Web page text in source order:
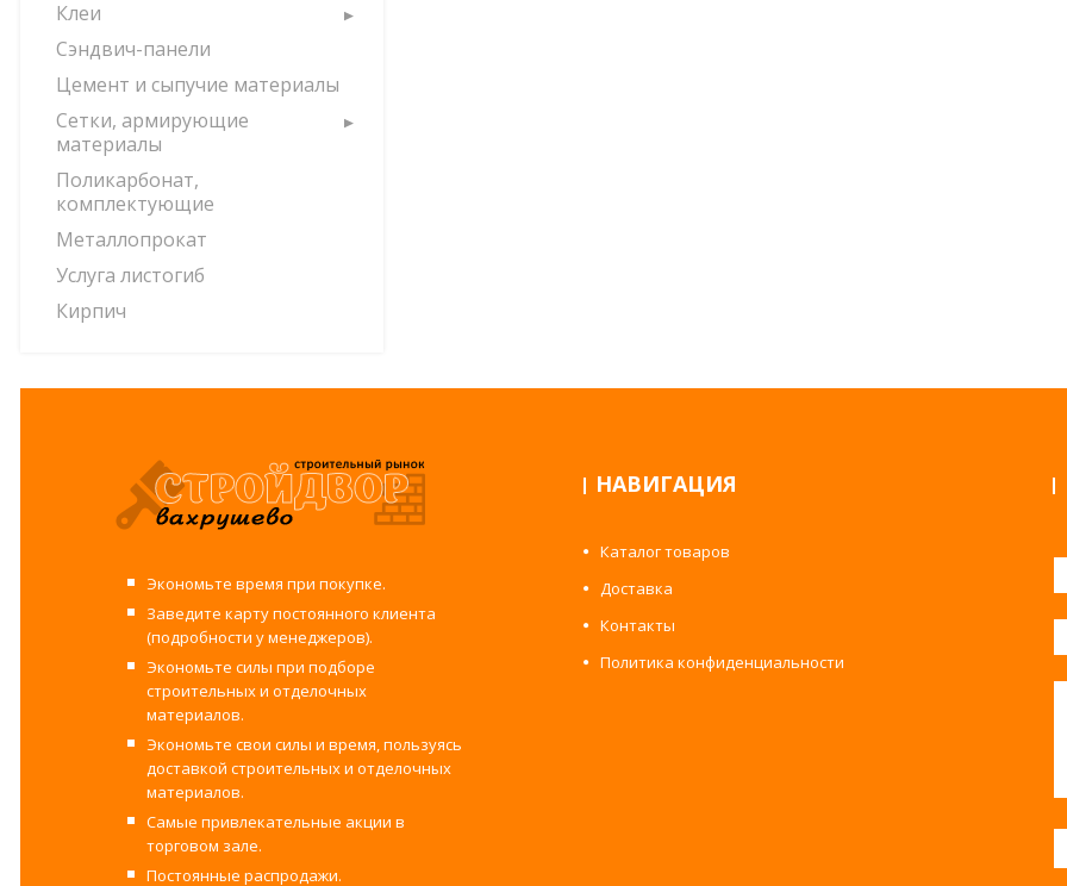
Клеи
Сэндвич-панели
Цемент и сыпучие материалы
Сетки, армирующие
материалы
Поликарбонат,
комплектующие
Металлопрокат
Услуга листогиб
Кирпич
Экономьте время при покупке.
Заведите карту постоянного клиента
(подробности у менеджеров).
Экономьте силы при подборе
строительных и отделочных
материалов.
Экономьте свои силы и время, пользуясь
доставкой строительных и отделочных
материалов.
Самые привлекательные акции в
торговом зале.
Постоянные распродажи.
НАВИГАЦИЯ
Каталог товаров
Доставка
Контакты
Политика конфиденциальности